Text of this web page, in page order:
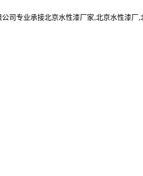
司专业承接北京水性漆厂家,北京水性漆